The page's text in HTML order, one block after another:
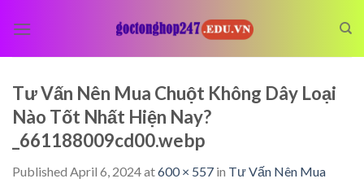
Tư Vấn Nên Mua Chuột Không Dây Loại
Nào Tốt Nhất Hiện Nay?
_661188009cd00.webp
Published April 6, 2024at600 × 557 in Tư Vấn Nên Mua